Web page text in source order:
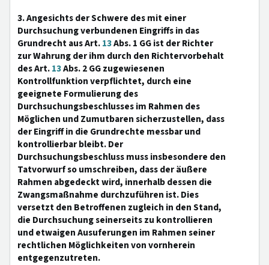
3. Angesichts der Schwere des mit einer
Durchsuchung verbundenen Eingriffs in das
Grundrecht aus Art.13Abs. 1 GG ist der Richter
zur Wahrung der ihm durch den Richtervorbehalt
des Art.13Abs. 2 GG zugewiesenen
Kontrollfunktion verpflichtet, durch eine
geeignete Formulierung des
Durchsuchungsbeschlusses im Rahmen des
Möglichen und Zumutbaren sicherzustellen, dass
der Eingriff in die Grundrechte messbar und
kontrollierbar bleibt. Der
Durchsuchungsbeschluss muss insbesondere den
Tatvorwurf so umschreiben, dass der äußere
Rahmen abgedeckt wird, innerhalb dessen die
Zwangsmaßnahme durchzuführen ist. Dies
versetzt den Betroffenen zugleich in den Stand,
die Durchsuchung seinerseits zu kontrollieren
und etwaigen Ausuferungen im Rahmen seiner
rechtlichen Möglichkeiten von vornherein
entgegenzutreten.